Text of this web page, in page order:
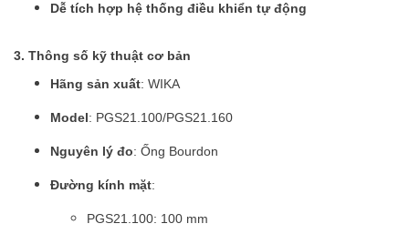
Dễ tích hợp hệ thống điều khiển tự động
3. Thông số kỹ thuật cơ bản
Hãng sản xuất: WIKA
Model: PGS21.100/PGS21.160
Nguyên lý đo: Ống Bourdon
Đường kính mặt:
PGS21.100: 100 mm